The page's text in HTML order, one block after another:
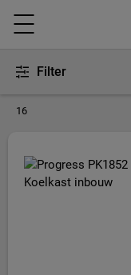
Menu
Filter
16